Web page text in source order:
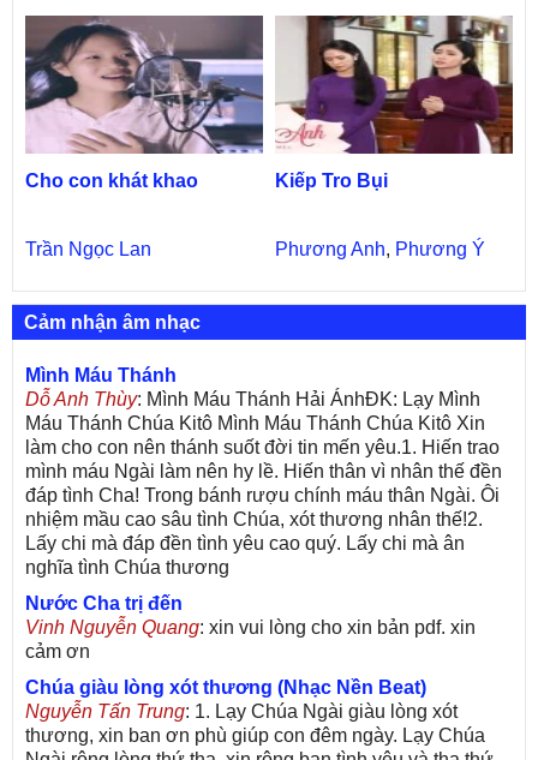
Cho con khát khao
Trần Ngọc Lan
Kiếp Tro Bụi
Phương Anh, Phương Ý
Cảm nhận âm nhạc
Mình Máu Thánh
Dỗ Anh Thùy: Mình Máu Thánh Hải ÁnhĐK: Lạy Mình
Máu Thánh Chúa Kitô Mình Máu Thánh Chúa Kitô Xin
làm cho con nên thánh suốt đời tin mến yêu.1. Hiến trao
mình máu Ngài làm nên hy lề. Hiến thân vì nhân thế đền
đáp tình Cha! Trong bánh rượu chính máu thân Ngài. Ôi
nhiệm mầu cao sâu tình Chúa, xót thương nhân thế!2.
Lấy chi mà đáp đền tình yêu cao quý. Lấy chi mà ân
nghĩa tình Chúa thương
Nước Cha trị đến
Vinh Nguyễn Quang: xin vui lòng cho xin bản pdf. xin
cảm ơn
Chúa giàu lòng xót thương (Nhạc Nền Beat)
Nguyễn Tấn Trung: 1. Lạy Chúa Ngài giàu lòng xót
thương, xin ban ơn phù giúp con đêm ngày. Lạy Chúa